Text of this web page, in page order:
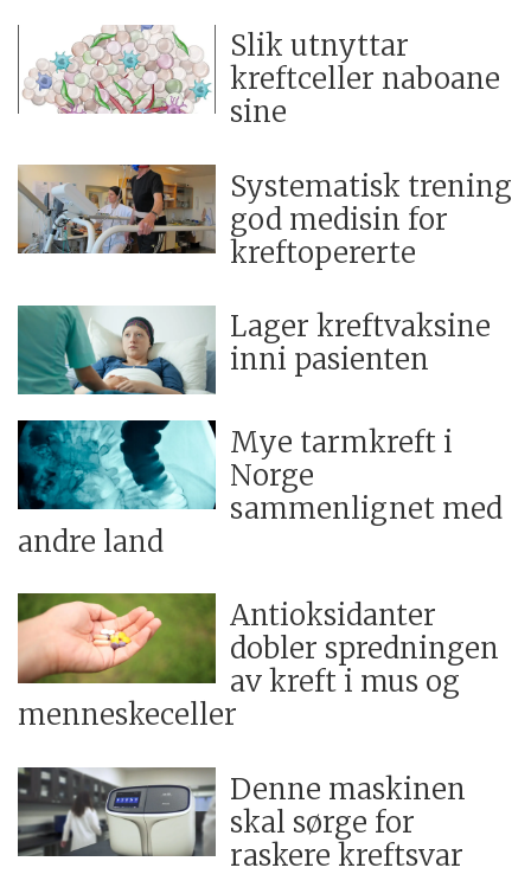
Slik utnyttar
kreftceller naboane
sine
Systematisk trening
god medisin for
kreftopererte
Lager kreftvaksine
inni pasienten
Mye tarmkreft i
Norge
sammenlignet med
andre land
Antioksidanter
dobler spredningen
av kreft i mus og
menneskeceller
Denne maskinen
skal sørge for
raskere kreftsvar